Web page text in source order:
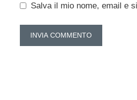
Salva il mio nome, email e